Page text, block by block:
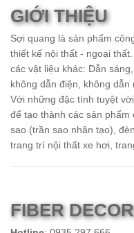
GIỚI THIỆU
Sợi quang là sản phẩm
thiết kế nội thất - ngoại
các vật liệu khác: Dẫn
không dẫn điện, không dẫn
Với những đặc tính tuyệt
để tạo thành các sản
sao (trần sao nhân tạo),
trang trí nội thất xe hơi,
FIBER DECOR